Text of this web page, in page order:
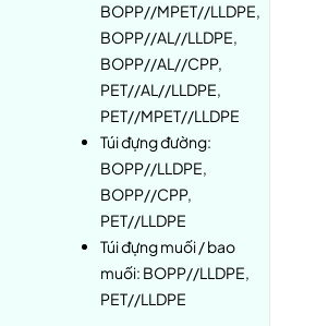
BOPP//MPET//LLDPE,
BOPP//AL//LLDPE,
BOPP//AL//CPP,
PET//AL//LLDPE,
PET//MPET//LLDPE
Túi đựng đường:
BOPP//LLDPE,
BOPP//CPP,
PET//LLDPE
Túi đựng muối / bao
muối: BOPP//LLDPE,
PET//LLDPE